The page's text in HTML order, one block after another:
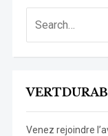
Venez rejoindre